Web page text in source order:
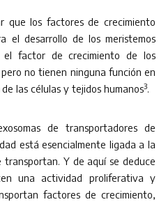
que los factores de crecimiento
el desarrollo de los meristemos
el factor de crecimiento de los
no tienen ninguna función en
las células y tejidos humanos3.
de transportadores de
está esencialmente ligada a la
transportan. Y de aquí se deduce
una actividad proliferativa y
factores de crecimiento,